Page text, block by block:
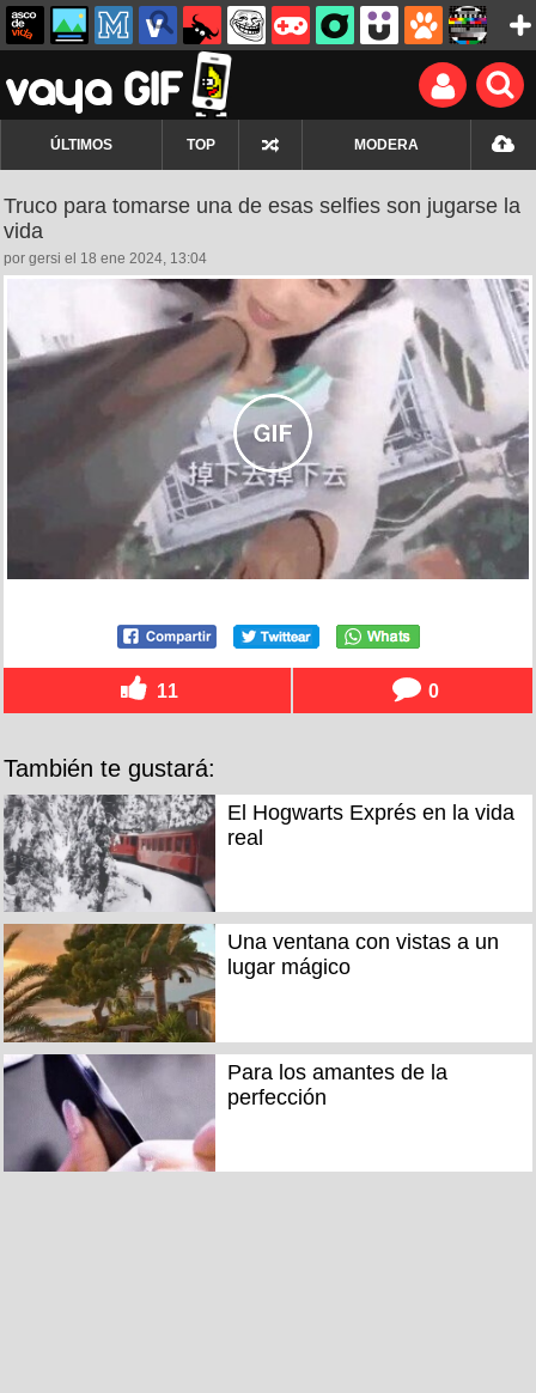
ÚLTIMOS TOP MODERA
Truco para tomarse una de esas selfies son jugarse la
vida
por gersi el 18 ene 2024, 13:04
11 0
También te gustará:
El Hogwarts Exprés en la vida
real
Una ventana con vistas a un
lugar mágico
Para los amantes de la
perfección